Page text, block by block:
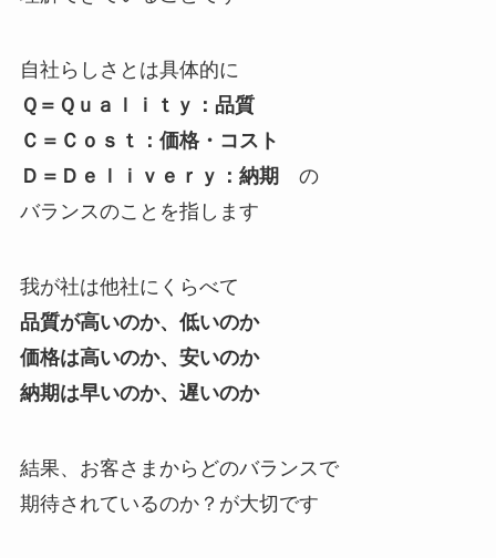
自社らしさとは具体的に
Ｑ＝Ｑｕａｌｉｔｙ：品質
Ｃ＝Ｃｏｓｔ：価格・コスト
Ｄ＝Ｄｅｌｉｖｅｒｙ：納期 の
バランスのことを指します
我が社は他社にくらべて
品質が高いのか、低いのか
価格は高いのか、安いのか
納期は早いのか、遅いのか
結果、お客さまからどのバランスで
期待されているのか？が大切です